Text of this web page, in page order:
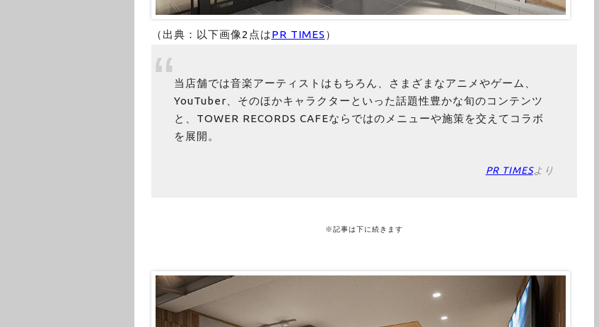
（出典：以下画像2点はPR TIMES ）
当店舗では音楽アーティストはもちろん、さまざまなアニメやゲーム、
YouTuber、そのほかキャラクターといった話題性豊かな旬のコンテンツ
と、TOWER RECORDS CAFEならではのメニューや施策を交えてコラボ
を展開。
PR TIMESより
※記事は下に続きます